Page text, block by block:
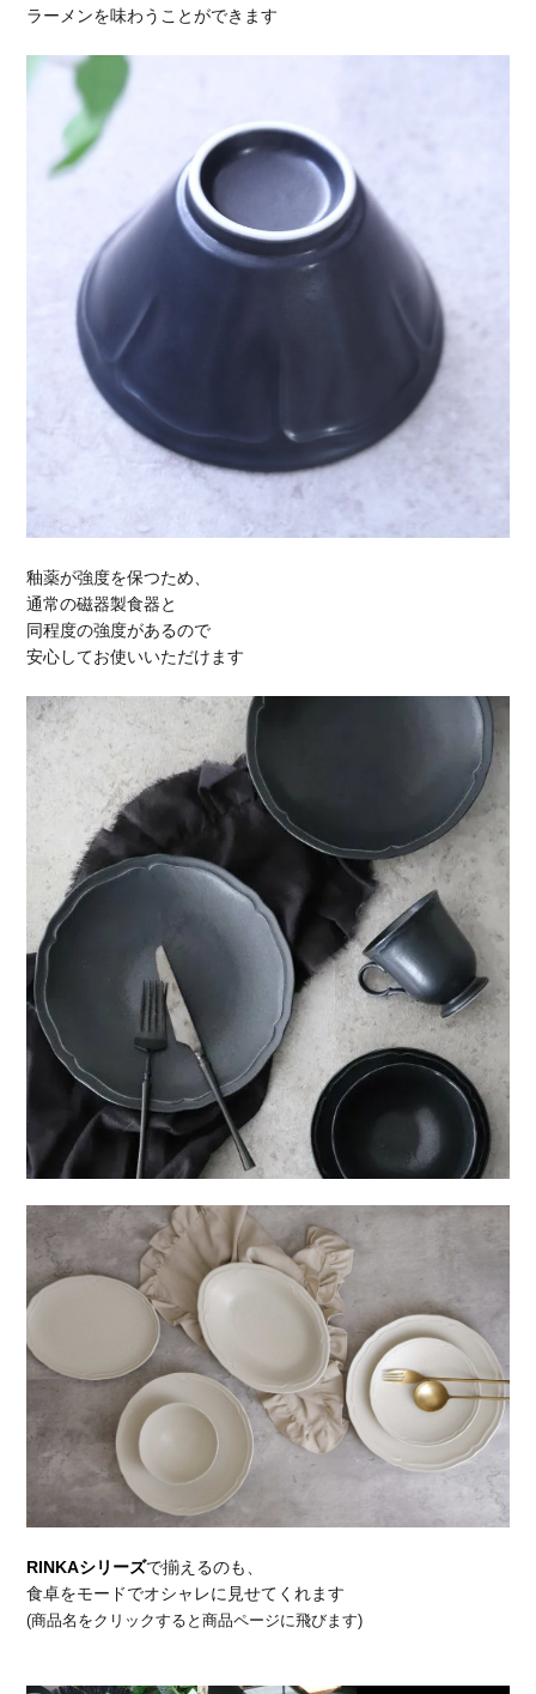
ラーメンを味わうことができます
釉薬が強度を保つため、
通常の磁器製食器と
同程度の強度があるので
安心してお使いいただけます
RINKAシリーズで揃えるのも、
食卓をモードでオシャレに見せてくれます
(商品名をクリックすると商品ページに飛びます)